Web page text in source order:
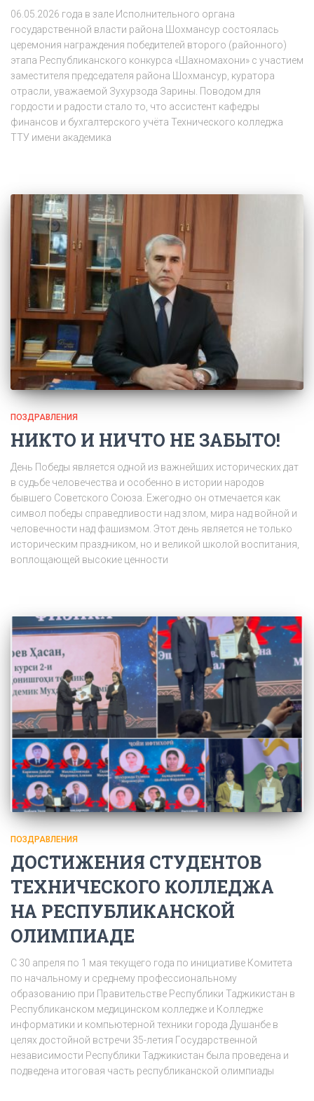
06.05.2026 года в зале Исполнительного органа
государственной власти района Шохмансур состоялась
церемония награждения победителей второго (районного)
этапа Республиканского конкурса «Шахномахони» с участием
заместителя председателя района Шохмансур, куратора
отрасли, уважаемой Зухурзода Зарины. Поводом для
гордости и радости стало то, что ассистент кафедры
финансов и бухгалтерского учёта Технического колледжа
ТТУ имени академика
ПОЗДРАВЛЕНИЯ
НИКТО И НИЧТО НЕ ЗАБЫТО!
День Победы является одной из важнейших исторических дат
в судьбе человечества и особенно в истории народов
бывшего Советского Союза. Ежегодно он отмечается как
символ победы справедливости над злом, мира над войной и
человечности над фашизмом. Этот день является не только
историческим праздником, но и великой школой воспитания,
воплощающей высокие ценности
ПОЗДРАВЛЕНИЯ
ДОСТИЖЕНИЯ СТУДЕНТОВ
ТЕХНИЧЕСКОГО КОЛЛЕДЖА
НА РЕСПУБЛИКАНСКОЙ
ОЛИМПИАДЕ
С 30 апреля по 1 мая текущего года по инициативе Комитета
по начальному и среднему профессиональному
образованию при Правительстве Республики Таджикистан в
Республиканском медицинском колледже и Колледже
информатики и компьютерной техники города Душанбе в
целях достойной встречи 35-летия Государственной
независимости Республики Таджикистан была проведена и
подведена итоговая часть республиканской олимпиады